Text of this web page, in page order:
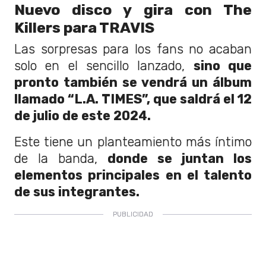
Nuevo disco y gira con The
Killers para TRAVIS
Las sorpresas para los fans no acaban
solo en el sencillo lanzado, sino que
pronto también se vendrá un álbum
llamado “L.A. TIMES”, que saldrá el 12
de julio de este 2024.
Este tiene un planteamiento más íntimo
de la banda, donde se juntan los
elementos principales en el talento
de sus integrantes.